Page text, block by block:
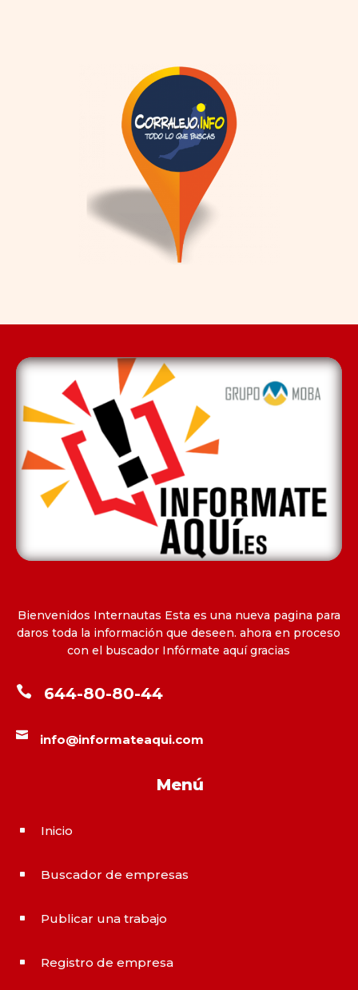
Bienvenidos Internautas Esta es una nueva pagina para
daros toda la información que deseen. ahora en proceso
con el buscador Infórmate aquí gracias
 644-80-80-44
 info@informateaqui.com
Menú
^ Inicio
^ Buscador de empresas
^ Publicar una trabajo
^ Registro de empresa